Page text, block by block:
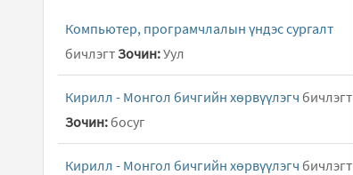
Компьютер, програмчлалын үндэс сургалт
бичлэгтЗочин:Уул
Кирилл - Монгол бичгийн хөрвүүлэгч бичлэгт
Зочин: босуг
Кирилл - Монгол бичгийн хөрвүүлэгч бичлэгт